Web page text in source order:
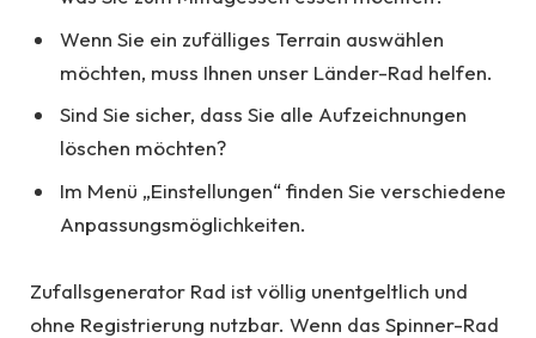
Wenn Sie ein zufälliges Terrain auswählen
möchten, muss Ihnen unser Länder-Rad helfen.
Sind Sie sicher, dass Sie alle Aufzeichnungen
löschen möchten?
Im Menü „Einstellungen“ finden Sie verschiedene
Anpassungsmöglichkeiten.
Zufallsgenerator Rad ist völlig unentgeltlich und
ohne Registrierung nutzbar. Wenn das Spinner-Rad